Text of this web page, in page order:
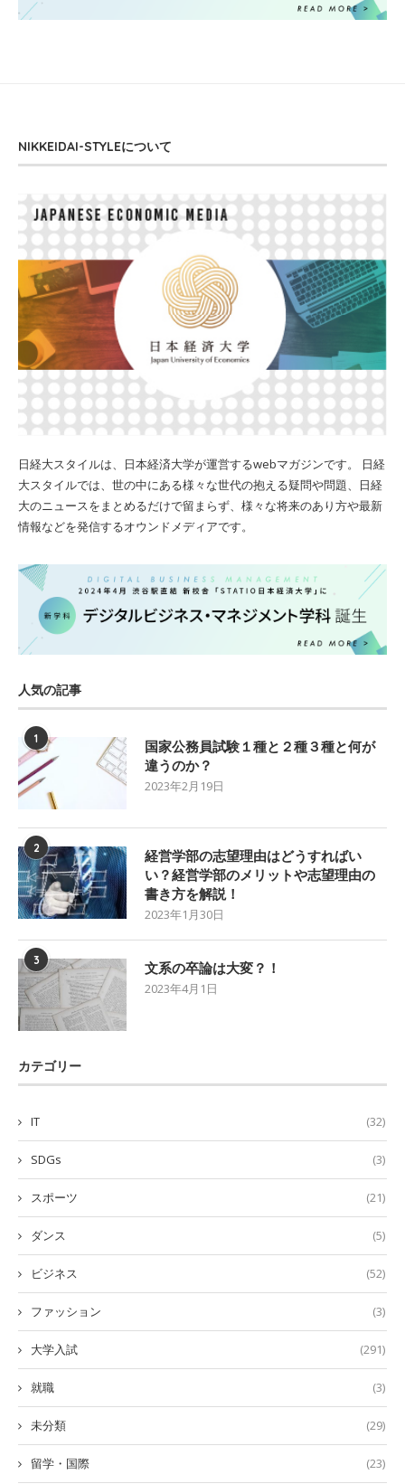
NIKKEIDAI-STYLEについて
日経大スタイルは、日本経済大学が運営するwebマガジンです。 日経
大スタイルでは、世の中にある様々な世代の抱える疑問や問題、日経
大のニュースをまとめるだけで留まらず、様々な将来のあり方や最新
情報などを発信するオウンドメディアです。
人気の記事
1
国家公務員試験１種と２種３種と何が
違うのか？
2023年2月19日
2
経営学部の志望理由はどうすればい
い？経営学部のメリットや志望理由の
書き方を解説！
2023年1月30日
3 文系の卒論は大変？！
2023年4月1日
カテゴリー
IT (32)
SDGs (3)
スポーツ (21)
ダンス (5)
ビジネス (52)
ファッション (3)
大学入試 (291)
就職 (3)
未分類 (29)
留学・国際 (23)